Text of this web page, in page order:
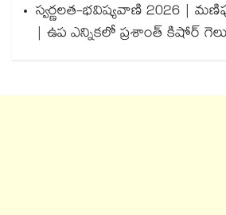
స్వర్ణలత-భవిష్యవాణి 2026 |
| ఉప ఎన్నికలో ప్రశాంత్ కిషోర్